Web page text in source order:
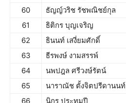
60
ธัญญ์วริช รัชพณิชย์กุล
61
ธิติกร บุญเจริญ
62
ธินนท์ เสงี่ยมศักดิ์
63
ธีรพงษ์ งามสรรพ์
64
นพปฎล ศรีวงษ์รัตน์
65
นาราณัช ตั้งจิตปรีดานนท์
66
นิกร ประทุมปี